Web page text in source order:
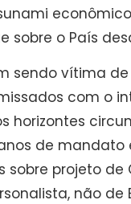
sobre o País
sendo vítima
com o
horizontes
de mandato
sobre projeto de
não de